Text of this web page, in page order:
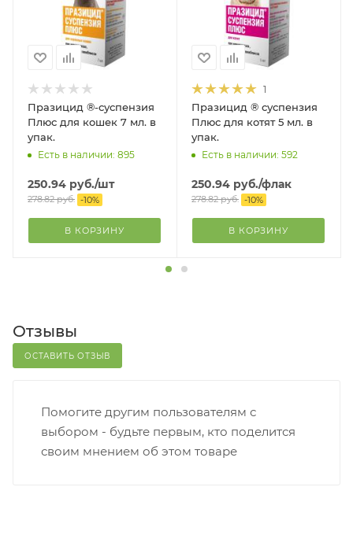
Празицид ®-суспензия
Плюс для кошек 7 мл. в
упак.
Есть в наличии: 895
250.94 руб./шт
278.82руб. -10%
В КОРЗИНУ
1
Празицид ® суспензия
Плюс для котят 5 мл. в
упак.
Есть в наличии: 592
250.94 руб./флак
278.82руб. -10%
В КОРЗИНУ
Отзывы
ОСТАВИТЬ ОТЗЫВ
Помогите другим пользователям с
выбором - будьте первым, кто поделится
своим мнением об этом товаре